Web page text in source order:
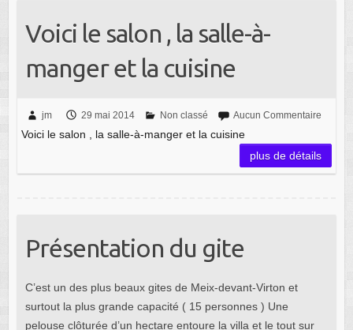
Voici le salon , la salle-à-
manger et la cuisine
jm 29 mai 2014 Non classé Aucun Commentaire
Voici le salon , la salle-à-manger et la cuisine
plus de détails
Présentation du gite
C’est un des plus beaux gites de Meix-devant-Virton et
surtout la plus grande capacité ( 15 personnes ) Une
pelouse clôturée d’un hectare entoure la villa et le tout sur